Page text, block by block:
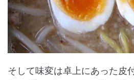
そして味変は卓上にあった皮